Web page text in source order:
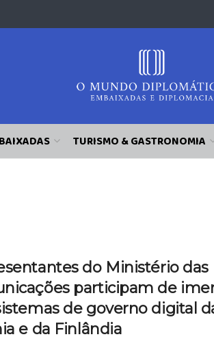
TURISMO & GASTRONOMIA
do Ministério das
participam de
de governo digital
e da Finlândia